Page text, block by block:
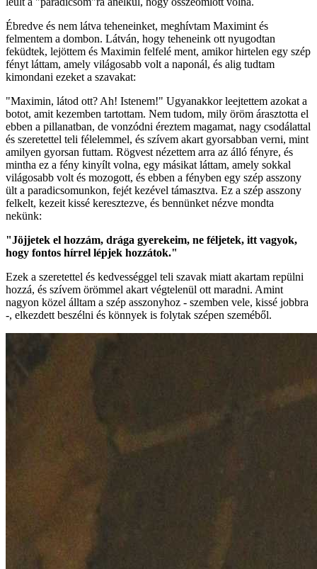
Ébredve és nem látva teheneinket, meghívtam Maximint és
felmentem a dombon. Látván, hogy teheneink ott nyugodtan
feküdtek, lejöttem és Maximin felfelé ment, amikor hirtelen egy szép
fényt láttam, amely világosabb volt a naponál, és alig tudtam
kimondani ezeket a szavakat:
"Maximin, látod ott? Ah! Istenem!" Ugyanakkor leejtettem azokat a
botot, amit kezemben tartottam. Nem tudom, mily öröm árasztotta el
ebben a pillanatban, de vonzódni éreztem magamat, nagy csodálattal
és szeretettel teli félelemmel, és szívem akart gyorsabban verni, mint
amilyen gyorsan futtam. Rögvest nézettem arra az álló fényre, és
mintha ez a fény kinyílt volna, egy másikat láttam, amely sokkal
világosabb volt és mozogott, és ebben a fényben egy szép asszony
ült a paradicsomunkon, fejét kezével támasztva. Ez a szép asszony
felkelt, kezeit kissé keresztezve, és bennünket nézve mondta
nekünk:
"Jöjjetek el hozzám, drága gyerekeim, ne féljetek, itt vagyok,
hogy fontos hírrel lépjek hozzátok."
Ezek a szeretettel és kedvességgel teli szavak miatt akartam repülni
hozzá, és szívem örömmel akart végtelenül ott maradni. Amint
nagyon közel álltam a szép asszonyhoz - szemben vele, kissé jobbra
-, elkezdett beszélni és könnyek is folytak szépen szeméből.